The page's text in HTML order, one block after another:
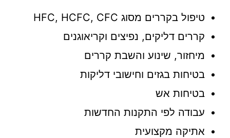
טיפול בקררים מסוג HFC, HCFC, CFC
קררים דליקים, נפיצים וקריאוגנים
מיחזור, שינוע והשבת קררים
בטיחות בגזים וחישובי דליקות
בטיחות אש
עבודה לפי התקנות החדשות
אתיקה מקצועית